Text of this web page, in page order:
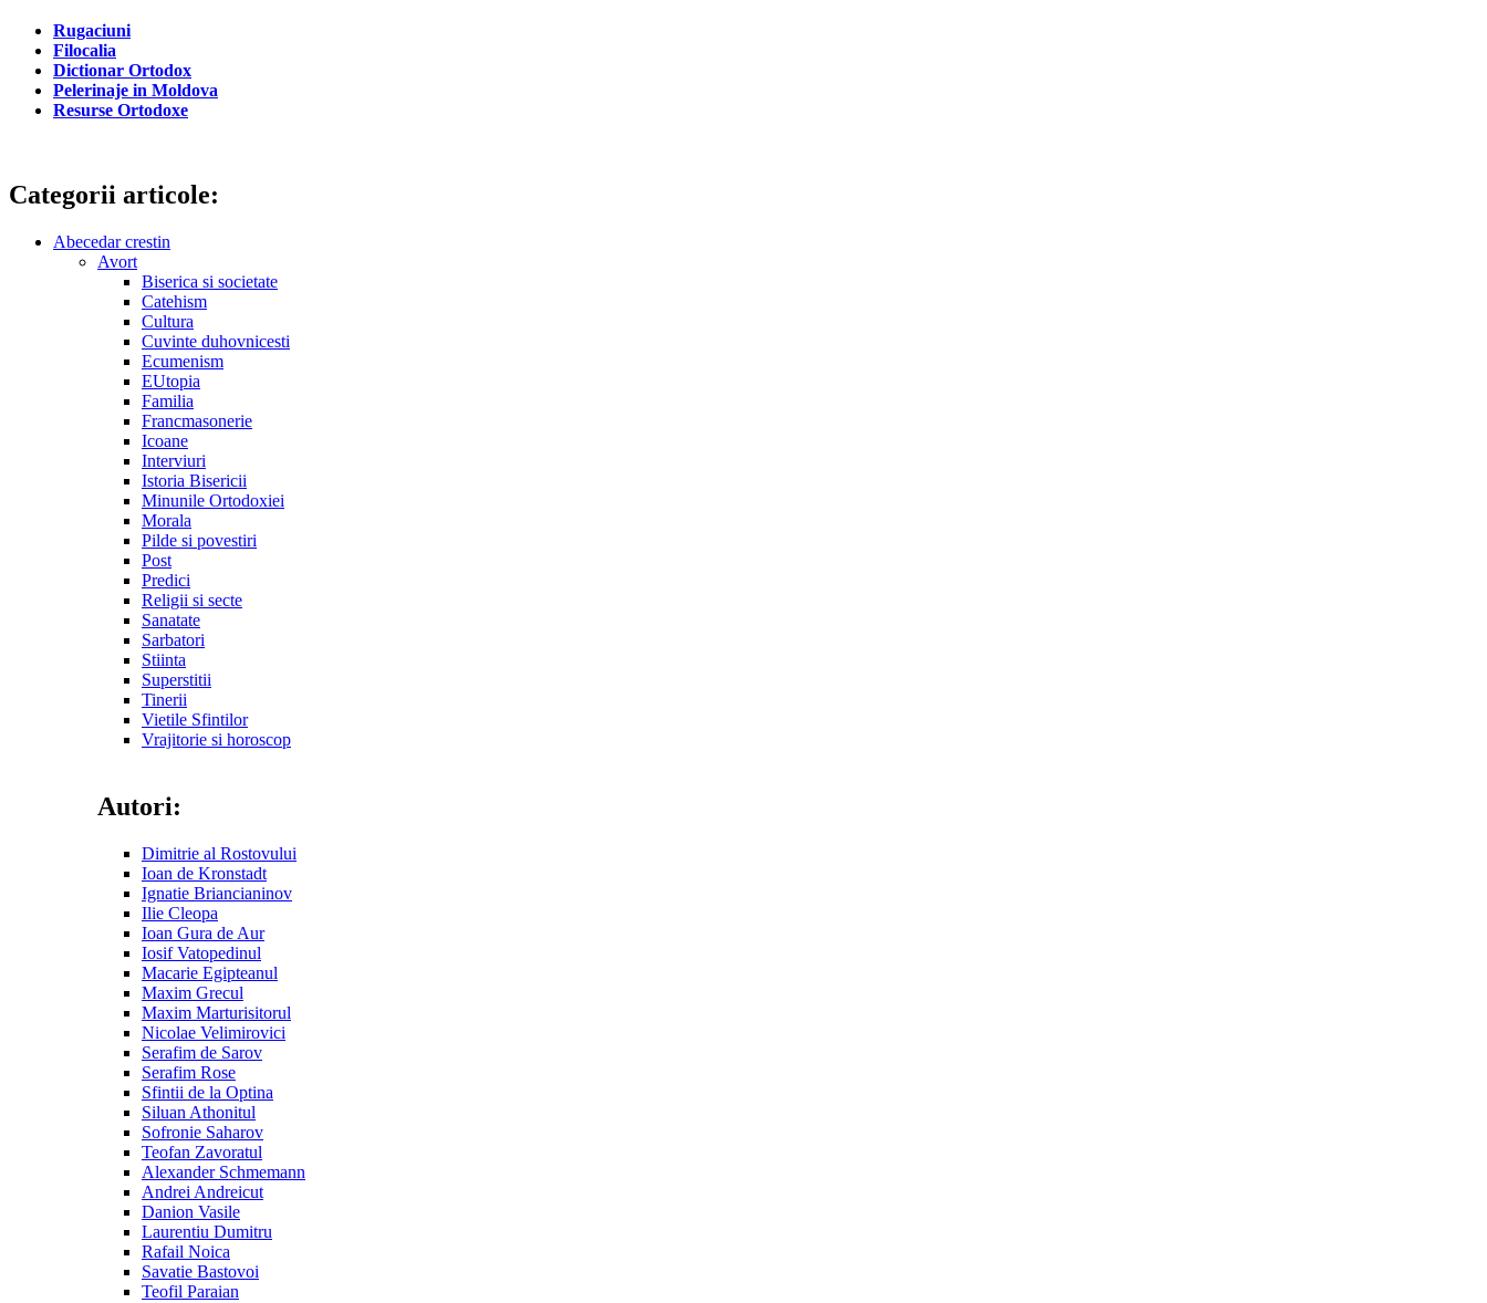
Rugaciuni
Filocalia
Dictionar Ortodox
Pelerinaje in Moldova
Resurse Ortodoxe
Categorii articole:
Abecedar crestin
Avort
Biserica si societate
Catehism
Cultura
Cuvinte duhovnicesti
Ecumenism
EUtopia
Familia
Francmasonerie
Icoane
Interviuri
Istoria Bisericii
Minunile Ortodoxiei
Morala
Pilde si povestiri
Post
Predici
Religii si secte
Sanatate
Sarbatori
Stiinta
Superstitii
Tinerii
Vietile Sfintilor
Vrajitorie si horoscop
Autori:
Dimitrie al Rostovului
Ioan de Kronstadt
Ignatie Briancianinov
Ilie Cleopa
Ioan Gura de Aur
Iosif Vatopedinul
Macarie Egipteanul
Maxim Grecul
Maxim Marturisitorul
Nicolae Velimirovici
Serafim de Sarov
Serafim Rose
Sfintii de la Optina
Siluan Athonitul
Sofronie Saharov
Teofan Zavoratul
Alexander Schmemann
Andrei Andreicut
Danion Vasile
Laurentiu Dumitru
Rafail Noica
Savatie Bastovoi
Teofil Paraian